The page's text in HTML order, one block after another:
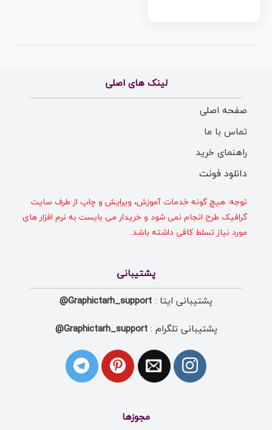
لینک های اصلی
صفحه اصلی
تماس با ما
راهنمای خرید
دانلود فونت
توجه: هیچ گونه خدمات آموزش، ویرایش و چاپ از طرف سایت
گرافیک طرح انجام نمی شود و خریدار می بایست به نرم افزار های
مورد نیاز تسلط کافی داشته باشد.
پشتیبانی
پشتیبانی ایتا : Graphictarh_support@
پشتیبانی تلگرام :Graphictarh_support@
مجوزها